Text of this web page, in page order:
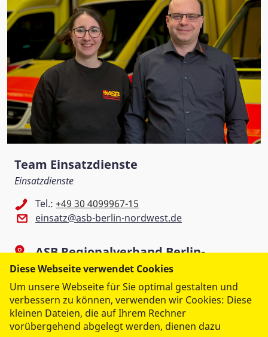
Team Einsatzdienste
Einsatzdienste
Tel.: +49 30 4099967-15
einsatz@asb-berlin-nordwest.de
ASB Regionalverband Berlin-
Nordwest e.V.
Flottenstr. 61
13407 Berlin
Diese Webseite verwendet Cookies
Um unsere Webseite für Sie optimal gestalten und
verbessern zu können, verwenden wir Cookies: Diese
kleinen Dateien, die auf Ihrem Rechner
vorübergehend abgelegt werden, dienen dazu